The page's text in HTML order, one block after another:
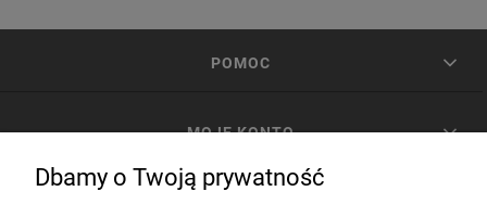
POMOC
MOJE KONTO
Dbamy o Twoją prywatność